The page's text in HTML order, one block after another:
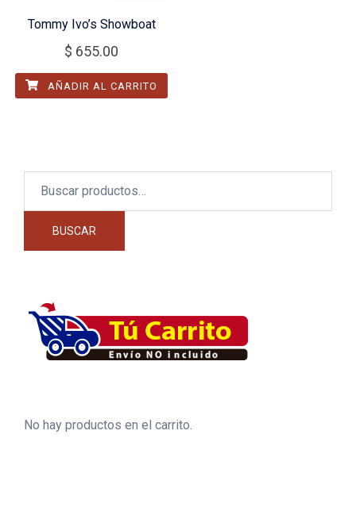
Tommy Ivo’s Showboat
$ 655.00
AÑADIR AL CARRITO
BUSCAR
No hay productos en el carrito.